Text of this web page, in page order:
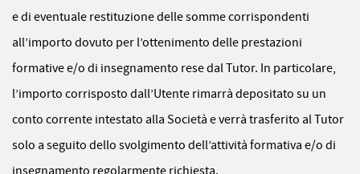
e di eventuale restituzione delle somme corrispondenti
all’importo dovuto per l’ottenimento delle prestazioni
formative e/o di insegnamento rese dal Tutor. In particolare,
l’importo corrisposto dall’Utente rimarrà depositato su un
conto corrente intestato alla Società e verrà trasferito al Tutor
solo a seguito dello svolgimento dell’attività formativa e/o di
insegnamento regolarmente richiesta.